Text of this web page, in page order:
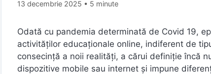
13 decembrie 2025 • 5 minute
Odată cu pandemia determinată de Covid 19,
activităților educaționale online, indiferent de
consecință a noii realități, a cărui definiție încă
dispozitive mobile sau internet și impune